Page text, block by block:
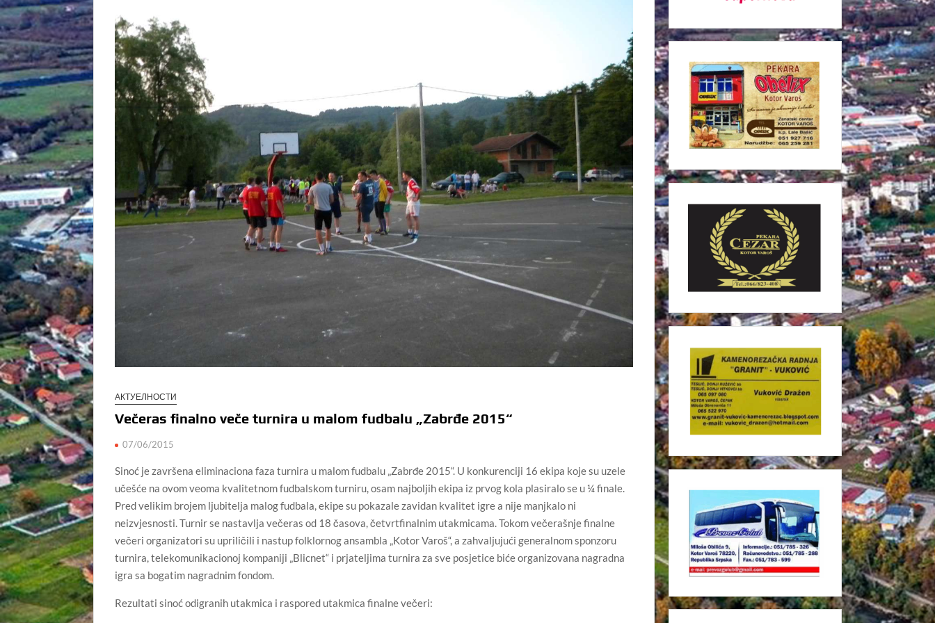
АКТУЕЛНОСТИ
Večeras finalno veče turnira u malom fudbalu „Zabrđe 2015“
07/06/2015
Sinoć je završena eliminaciona faza turnira u malom fudbalu „Zabrđe 2015“. U konkurenciji 16 ekipa koje su uzele
učešće na ovom veoma kvalitetnom fudbalskom turniru, osam najboljih ekipa iz prvog kola plasiralo se u ¼ finale.
Pred velikim brojem ljubitelja malog fudbala, ekipe su pokazale zavidan kvalitet igre a nije manjkalo ni
neizvjesnosti. Turnir se nastavlja večeras od 18 časova, četvrtfinalnim utakmicama. Tokom večerašnje finalne
večeri organizatori su upriličili i nastup folklornog ansambla „Kotor Varoš“, a zahvaljujući generalnom sponzoru
turnira, telekomunikacionoj kompaniji „Blicnet“ i prjateljima turnira za sve posjetice biće organizovana nagradna
igra sa bogatim nagradnim fondom.
Rezultati sinoć odigranih utakmica i raspored utakmica finalne večeri: